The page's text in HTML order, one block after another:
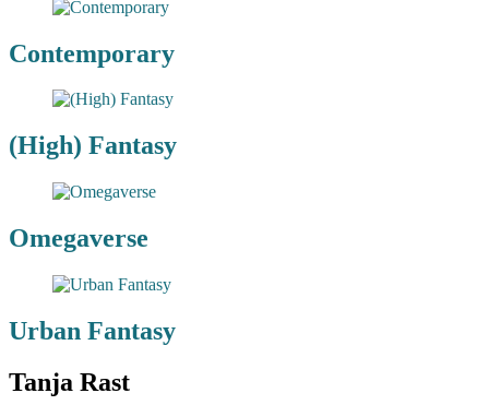
Contemporary
(High) Fantasy
Omegaverse
Urban Fantasy
Tanja Rast